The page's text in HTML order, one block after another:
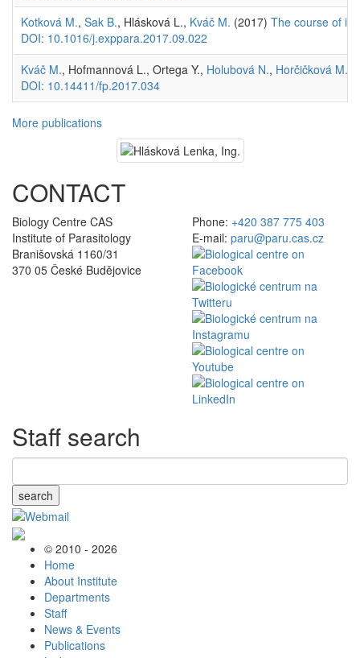
Kotková M., Sak B., Hlásková L., Kváč M. (2017) The course of
DOI: 10.1016/j.exppara.2017.09.022
Kváč M., Hofmannová L., Ortega Y., Holubová N., Horčičková M.
DOI: 10.14411/fp.2017.034
More publications
CONTACT
Biology Centre CAS
Institute of Parasitology
Branišovská 1160/31
370 05 České Budějovice
Phone: +420 387 775 403
E-mail: paru@paru.cas.cz
Staff search
search
© 2010 - 2026
Home
About Institute
Departments
Staff
News & Events
Publications